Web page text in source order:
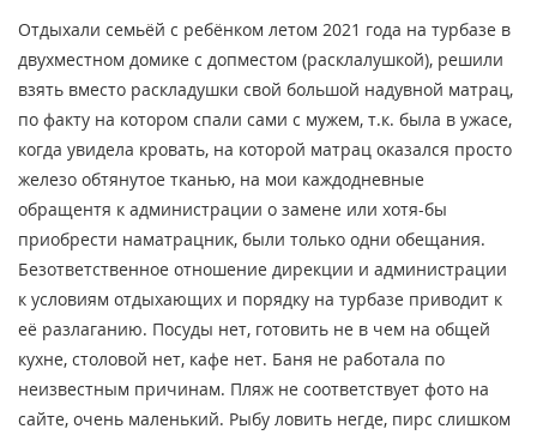
Отдыхали семьёй с ребёнком летом 2021 года на турбазе в
двухместном домике с допместом (расклалушкой), решили
взять вместо раскладушки свой большой надувной матрац,
по факту на котором спали сами с мужем, т.к. была в ужасе,
когда увидела кровать, на которой матрац оказался просто
железо обтянутое тканью, на мои каждодневные
обращентя к администрации о замене или хотя-бы
приобрести наматрацник, были только одни обещания.
Безответственное отношение дирекции и администрации
к условиям отдыхающих и порядку на турбазе приводит к
её разлаганию. Посуды нет, готовить не в чем на общей
кухне, столовой нет, кафе нет. Баня не работала по
неизвестным причинам. Пляж не соответствует фото на
сайте, очень маленький. Рыбу ловить негде, пирс слишком